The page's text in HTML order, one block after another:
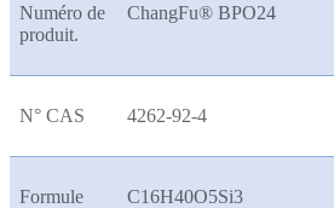
Numéro de
produit.
ChangFu® BPO24
N° CAS 4262-92-4
Formule C16H40O5Si3